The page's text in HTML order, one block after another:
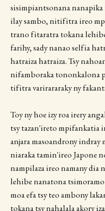
sisimpiantsonana
ilay sambo, nitifitra ireo
trano fitaratra tokana
farihy, sady nanao selfia
hatraiza hatraiza. Tsy
nifamboraka tononkalona
tifitra varirararaky ny
Toy ny hoe izy roa irery
tsy tazan'ireto mpifankatia
anjara masoandrony
niaraka tamin'ireo Japone
nampilaza ireo namany dia
lehibe nanatona
moa efa tsy teo ambony
tokana tsy nahalala akory